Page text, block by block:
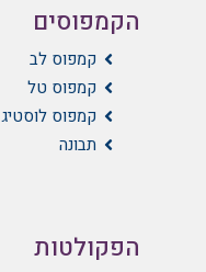
הקמפוסים
קמפוס לב
קמפוס טל
קמפוס לוסטיג
תבונה
הפקולטות